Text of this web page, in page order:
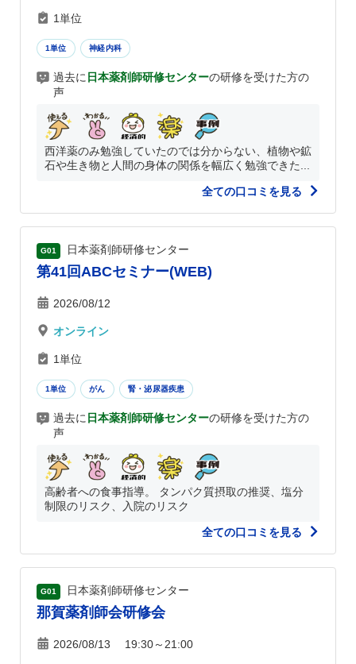
1単位
1単位 神経内科
過去に 日本薬剤師研修センターの研修を受けた方の
声
西洋薬のみ勉強していたのでは分からない、植物や鉱
石や生き物と人間の身体の関係を幅広く勉強できた...
全ての口コミを見る
G01 日本薬剤師研修センター
第41回ABCセミナー(WEB)
2026/08/12
オンライン
1単位
1単位 がん 腎・泌尿器疾患
過去に 日本薬剤師研修センターの研修を受けた方の
声
高齢者への食事指導。 タンパク質摂取の推奨、塩分
制限のリスク、入院のリスク
全ての口コミを見る
G01 日本薬剤師研修センター
那賀薬剤師会研修会
2026/08/13 19:30～21:00